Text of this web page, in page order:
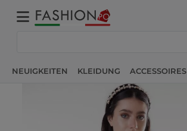
NEUIGKEITEN KLEIDUNG ACCESSOIRES